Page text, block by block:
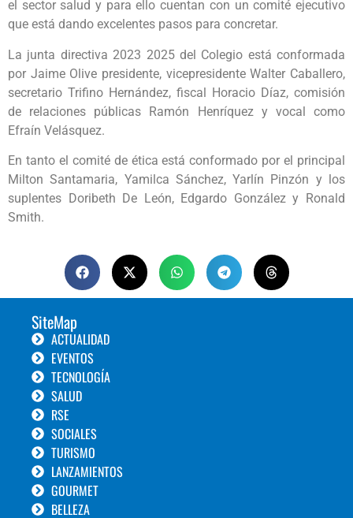
el sector salud y para ello cuentan con un comité ejecutivo
que está dando excelentes pasos para concretar.
La junta directiva 2023 2025 del Colegio está conformada
por Jaime Olive presidente, vicepresidente Walter Caballero,
secretario Trifino Hernández, fiscal Horacio Díaz, comisión
de relaciones públicas Ramón Henríquez y vocal como
Efraín Velásquez.
En tanto el comité de ética está conformado por el principal
Milton Santamaria, Yamilca Sánchez, Yarlín Pinzón y los
suplentes Doribeth De León, Edgardo González y Ronald
Smith.
SiteMap
ACTUALIDAD
EVENTOS
TECNOLOGÍA
SALUD
RSE
SOCIALES
TURISMO
LANZAMIENTOS
GOURMET
BELLEZA